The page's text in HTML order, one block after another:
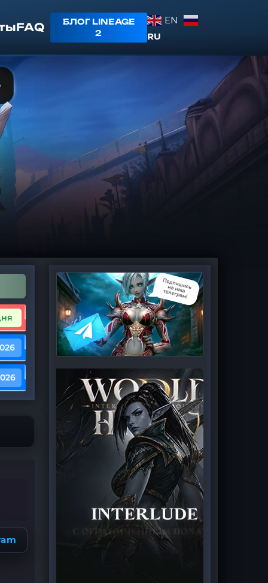
FAQ
БЛОГ LINEAGE
2
EN
RU